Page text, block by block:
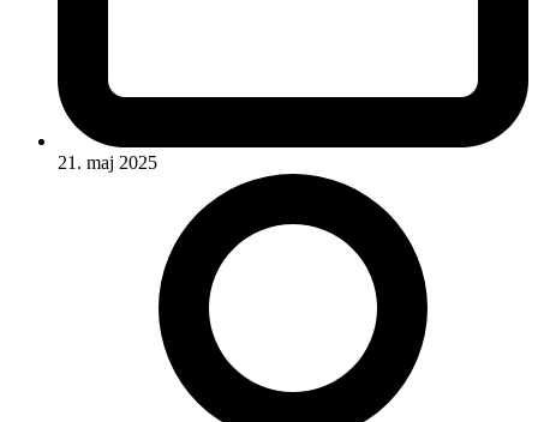
21. maj 2025